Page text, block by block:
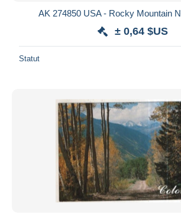
AK 274850 USA - Rocky Mountain
± 0,64 $US
Statut